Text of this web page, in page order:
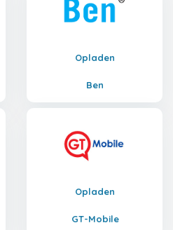
Opladen
Ben
Opladen
GT-Mobile